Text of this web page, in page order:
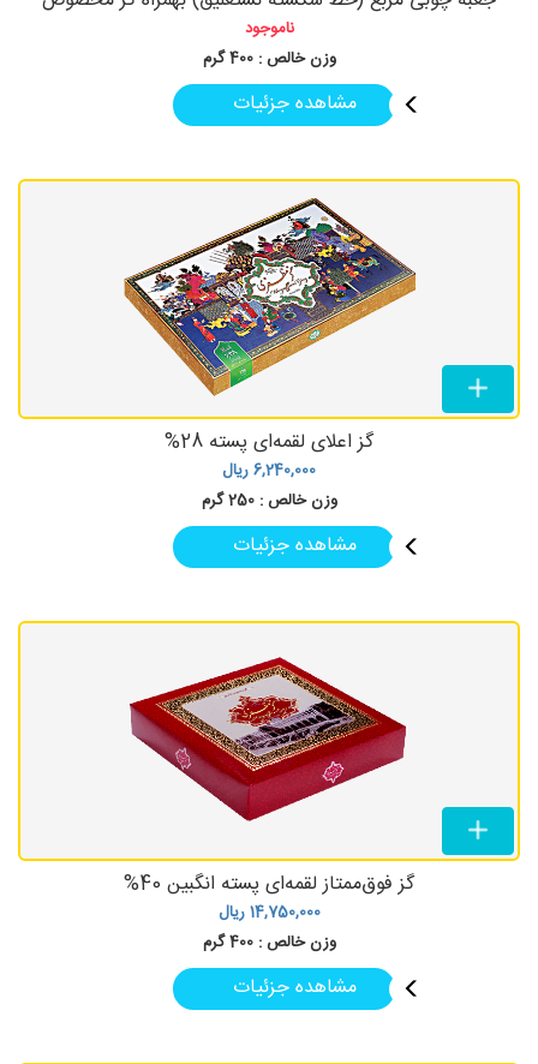
ناموجود
وزن خالص : 400 گرم
مشاهده جزئیات
گز اعلای لقمه‌ای پسته 28%
6,240,000ریال
وزن خالص : 250 گرم
مشاهده جزئیات
گز فوق‌ممتاز لقمه‌ای پسته انگبین 40%
14,750,000ریال
وزن خالص : 400 گرم
مشاهده جزئیات